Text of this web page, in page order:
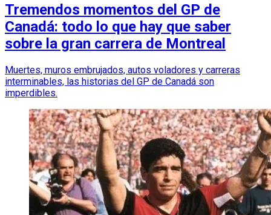
Tremendos momentos del GP de
Canadá: todo lo que hay que saber
sobre la gran carrera de Montreal
Muertes, muros embrujados, autos voladores y carreras
interminables, las historias del GP de Canadá son
imperdibles.